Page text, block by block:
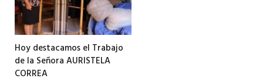
Hoy destacamos el Trabajo
de la Señora AURISTELA
CORREA